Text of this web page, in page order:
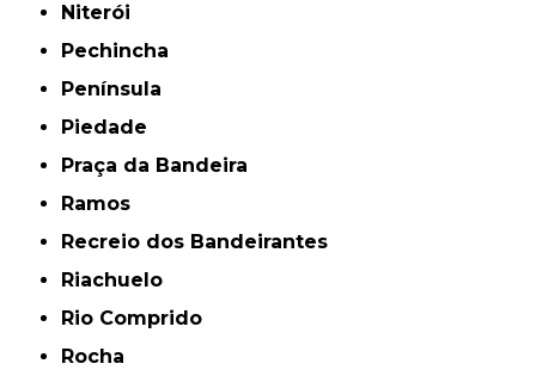
Niterói
Pechincha
Península
Piedade
Praça da Bandeira
Ramos
Recreio dos Bandeirantes
Riachuelo
Rio Comprido
Rocha